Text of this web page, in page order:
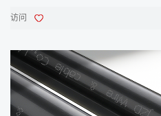
的尼龙护套电线电缆，虽然外观相
访问